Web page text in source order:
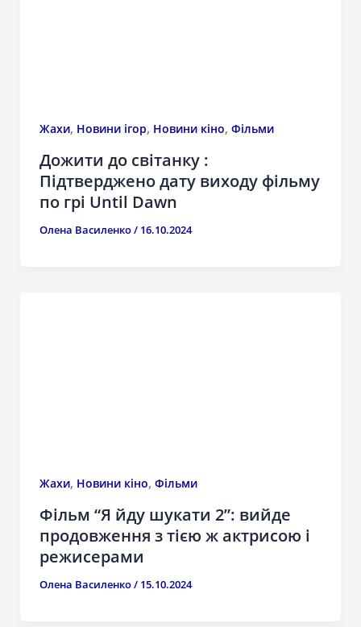
Жахи, Новини ігор, Новини кіно, Фільми
Дожити до світанку :
Підтверджено дату виходу фільму
по грі Until Dawn
Олена Василенко/ 16.10.2024
Жахи, Новини кіно, Фільми
Фільм “Я йду шукати 2”: вийде
продовження з тією ж актрисою і
режисерами
Олена Василенко/ 15.10.2024